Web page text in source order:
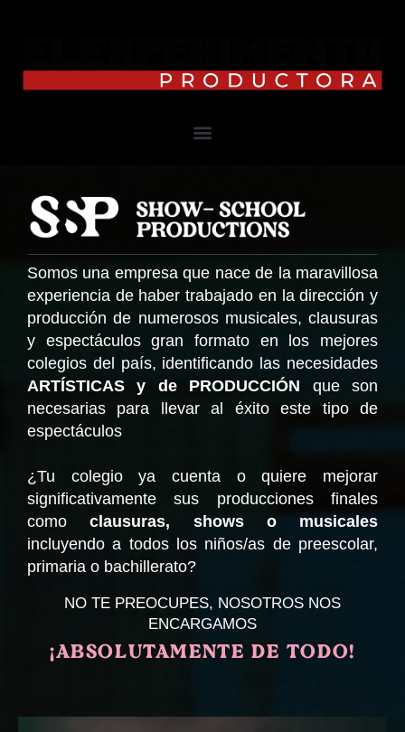
Somos una empresa que nace de la maravillosa
experiencia de haber trabajado en la dirección y
producción de numerosos musicales, clausuras
y espectáculos gran formato en los mejores
colegios del país, identificando las necesidades
ARTÍSTICAS y de PRODUCCIÓN que son
necesarias para llevar al éxito este tipo de
espectáculos
¿Tu colegio ya cuenta o quiere mejorar
significativamente sus producciones finales
comoclausuras, shows o musicales
incluyendo a todos los niños/as de preescolar,
primaria o bachillerato?
NO TE PREOCUPES, NOSOTROS NOS
ENCARGAMOS
¡ABSOLUTAMENTE DE TODO!